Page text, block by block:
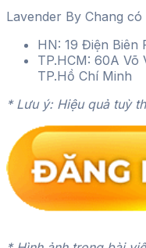
Lavender By Chang
HN: 19 Điện Biên
TP.HCM: 60A Võ
TP.Hồ Chí Minh
* Lưu ý: Hiệu quả tuỳ